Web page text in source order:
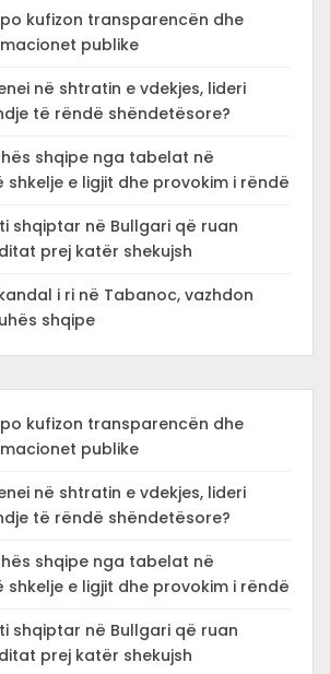
po kufizon transparencën dhe
publike
në shtratin e vdekjes, lideri
të rëndë shëndetësore?
shqipe nga tabelat në
e ligjit dhe provokim i rëndë
shqiptar në Bullgari që ruan
prej katër shekujsh
i ri në Tabanoc, vazhdon
shqipe
po kufizon transparencën dhe
publike
në shtratin e vdekjes, lideri
të rëndë shëndetësore?
shqipe nga tabelat në
e ligjit dhe provokim i rëndë
shqiptar në Bullgari që ruan
prej katër shekujsh